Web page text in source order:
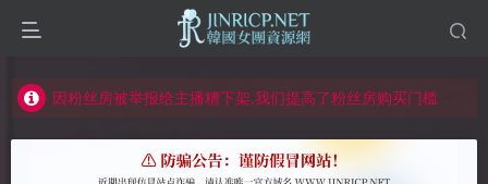
如何获得 Jinricp.net 网站邀请码
因粉丝房被举报给主播糟下架,我们提高了粉丝房购买门槛
所有ED2K链接仅支持115网盘/PikPak网盘，其它网盘均不支持
关于 PikPak 下播放视频呈现 “一条线” 的问题报告